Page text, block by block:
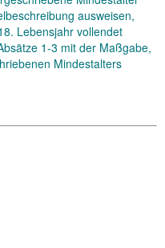
ausweisen,
Lebensjahr vollendet
1-3 mit der Maßgabe,
Mindestalters